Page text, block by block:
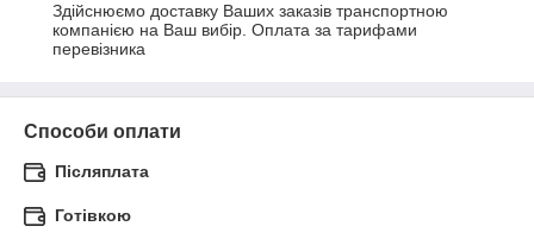
Здійснюємо доставку Ваших заказів транспортною
компанією на Ваш вибір. Оплата за тарифами
перевізника
Способи оплати
Післяплата
Готівкою